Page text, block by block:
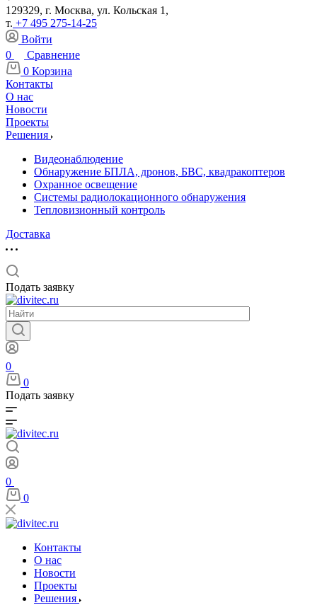
129329, г. Москва, ул. Кольская 1,
т. +7 495 275-14-25
Войти
0
Сравнение
0 Корзина
Контакты
О нас
Новости
Проекты
Решения
Видеонаблюдение
Обнаружение БПЛА, дронов, БВС, квадракоптеров
Охранное освещение
Системы радиолокационного обнаружения
Тепловизионный контроль
Доставка
Подать заявку
0
0
Подать заявку
0
0
Контакты
О нас
Новости
Проекты
Решения